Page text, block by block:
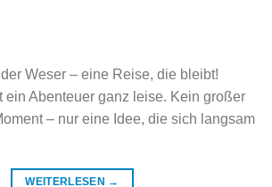
Weser – eine Reise, die bleibt!
ein Abenteuer ganz leise. Kein großer
– nur eine Idee, die sich langsam
WEITERLESEN →